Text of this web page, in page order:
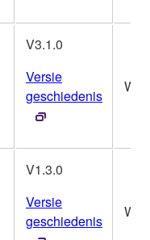
V3.1.0
Versie
geschiedenis
Win
V1.3.0
Versie
geschiedenis
Win